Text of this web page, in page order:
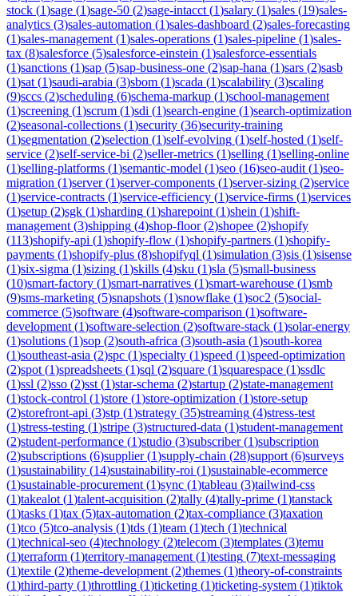
stock (1)sage (1)sage-50 (2)sage-intacct (1)salary (1)sales (19)sales-
analytics (3)sales-automation (1)sales-dashboard (2)sales-forecasting
(1)sales-management (1)sales-operations (1)sales-pipeline (1)sales-
tax (8)salesforce (5)salesforce-einstein (1)salesforce-essentials
(1)sanctions (1)sap (5)sap-business-one (2)sap-hana (1)sars (2)sasb
(1)sat (1)saudi-arabia (3)sbom (1)scada (1)scalability (3)scaling
(9)sccs (2)scheduling (6)schema-markup (1)school-management
(1)screening (1)scrum (1)sdi (1)search-engine (1)search-optimization
(2)seasonal-collections (1)security (36)security-training
(1)segmentation (2)selection (1)self-evolving (1)self-hosted (1)self-
service (2)self-service-bi (2)seller-metrics (1)selling (1)selling-online
(1)selling-platforms (1)semantic-model (1)seo (16)seo-audit (1)seo-
migration (1)server(1)server-components (1)server-sizing (2)service
(1)service-contracts (1)service-efficiency (1)service-firms (1)services
(1)setup (2)sgk (1)sharding (1)sharepoint (1)shein (1)shift-
management (3)shipping (4)shop-floor(2)shopee (2)shopify
(113)shopify-api (1)shopify-flow (1)shopify-partners (1)shopify-
payments (1)shopify-plus (8)shopifyql (1)simulation (3)sis (1)sisense
(1)six-sigma (1)sizing (1)skills (4)sku (1)sla (5)small-business
(10)smart-factory (1)smart-narratives (1)smart-warehouse (1)smb
(9)sms-marketing (5)snapshots (1)snowflake (1)soc2 (5)social-
commerce (5)software (4)software-comparison (1)software-
development (1)software-selection (2)software-stack (1)solar-energy
(1)solutions (1)sop (2)south-africa (3)south-asia (1)south-korea
(1)southeast-asia (2)spc (1)specialty (1)speed (1)speed-optimization
(2)spot (1)spreadsheets (1)sql (2)square (1)squarespace (1)ssdlc
(1)ssl (2)sso (2)sst (1)star-schema (2)startup (2)state-management
(1)stock-control (1)store (1)store-optimization (1)store-setup
(2)storefront-api (3)stp (1)strategy (35)streaming (4)stress-test
(1)stress-testing (1)stripe (3)structured-data (1)student-management
(2)student-performance (1)studio (3)subscriber(1)subscription
(2)subscriptions (6)supplier(1)supply-chain (28)support (6)surveys
(1)sustainability (14)sustainability-roi (1)sustainable-ecommerce
(1)sustainable-procurement (1)sync (1)tableau (3)tailwind-css
(1)takealot (1)talent-acquisition (2)tally (4)tally-prime (1)tanstack
(1)tasks (1)tax (5)tax-automation (2)tax-compliance (3)taxation
(1)tco (5)tco-analysis (1)tds (1)team (1)tech (1)technical
(1)technical-seo (4)technology (2)telecom (3)templates (3)temu
(1)terraform (1)territory-management (1)testing (7)text-messaging
(1)textile (2)theme-development (2)themes (1)theory-of-constraints
(1)third-party (1)throttling (1)ticketing (1)ticketing-system (1)tiktok